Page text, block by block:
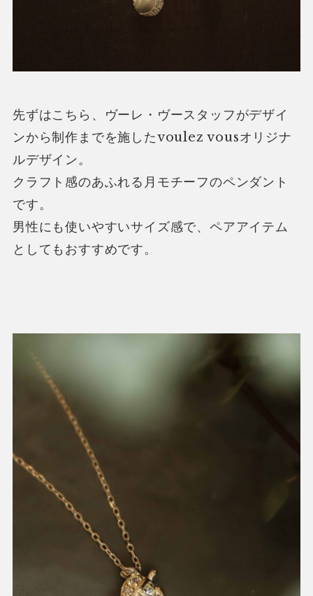
先ずはこちら、ヴーレ・ヴースタッフがデザイ
ンから制作までを施したvoulez vousオリジナ
ルデザイン。
クラフト感のあふれる月モチーフのペンダント
です。
男性にも使いやすいサイズ感で、ペアアイテム
としてもおすすめです。